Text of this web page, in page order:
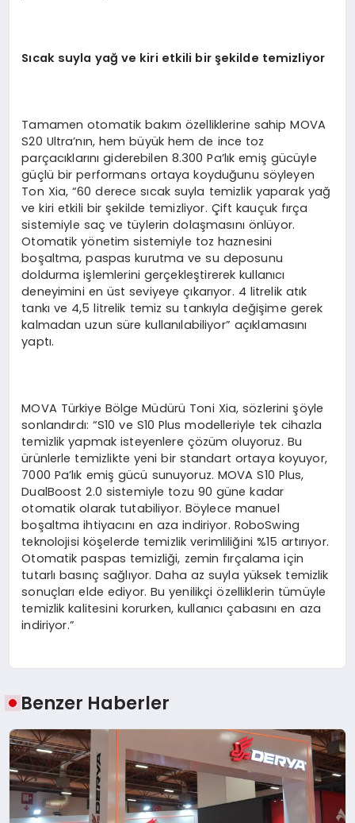
Sıcak suyla yağ ve kiri etkili bir şekilde temizliyor
Tamamen otomatik bakım özelliklerine sahip MOVA
S20 Ultra’nın, hem büyük hem de ince toz
parçacıklarını giderebilen 8.300 Pa’lık emiş gücüyle
güçlü bir performans ortaya koyduğunu söyleyen
Ton Xia, “60 derece sıcak suyla temizlik yaparak yağ
ve kiri etkili bir şekilde temizliyor. Çift kauçuk fırça
sistemiyle saç ve tüylerin dolaşmasını önlüyor.
Otomatik yönetim sistemiyle toz haznesini
boşaltma, paspas kurutma ve su deposunu
doldurma işlemlerini gerçekleştirerek kullanıcı
deneyimini en üst seviyeye çıkarıyor. 4 litrelik atık
tankı ve 4,5 litrelik temiz su tankıyla değişime gerek
kalmadan uzun süre kullanılabiliyor” açıklamasını
yaptı.
MOVA Türkiye Bölge Müdürü Toni Xia, sözlerini şöyle
sonlandırdı: “S10 ve S10 Plus modelleriyle tek cihazla
temizlik yapmak isteyenlere çözüm oluyoruz. Bu
ürünlerle temizlikte yeni bir standart ortaya koyuyor,
7000 Pa’lık emiş gücü sunuyoruz. MOVA S10 Plus,
DualBoost 2.0 sistemiyle tozu 90 güne kadar
otomatik olarak tutabiliyor. Böylece manuel
boşaltma ihtiyacını en aza indiriyor. RoboSwing
teknolojisi köşelerde temizlik verimliliğini %15 artırıyor.
Otomatik paspas temizliği, zemin fırçalama için
tutarlı basınç sağlıyor. Daha az suyla yüksek temizlik
sonuçları elde ediyor. Bu yenilikçi özelliklerin tümüyle
temizlik kalitesini korurken, kullanıcı çabasını en aza
indiriyor.”
Benzer Haberler